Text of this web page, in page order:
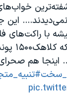
این
با راکت‌های
هستند،
اینجا هم